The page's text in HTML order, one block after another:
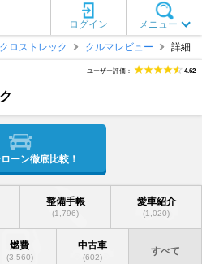
メニュー
ログイン
クロストレック クルマレビュー 詳細
ユーザー評価： 4.62
ーン徹底比較！
整備手帳
(1,796)
愛車紹介
(1,020)
燃費
(3,560)
中古車
(602)
すべて